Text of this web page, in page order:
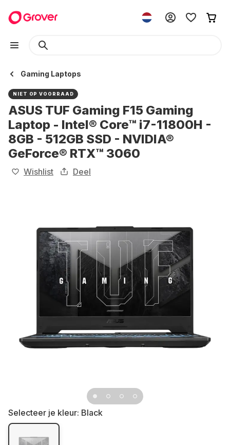
Gaming Laptops
NIET OP VOORRAAD
ASUS TUF Gaming F15 Gaming
Laptop - Intel® Core™ i7-11800H -
8GB - 512GB SSD - NVIDIA®
GeForce® RTX™ 3060
Wishlist Deel
Selecteer je kleur: Black